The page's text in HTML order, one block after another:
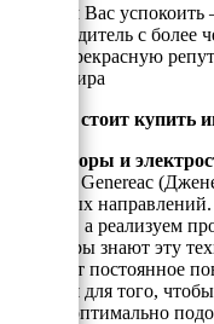
Спешим Вас
производитель с
имеет прекрасную
всего Мира
Почему стоит купить
Генераторы и
техника Genereac
ключевых
продать, а реализуем
инженеры знают эту
проходят постоянное
делается для того,
то, что оптимально